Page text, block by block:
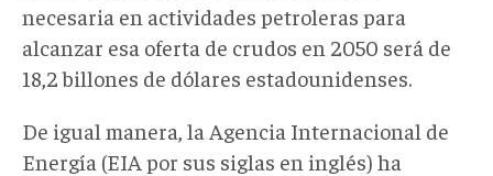
necesaria en actividades petroleras para
alcanzar esa oferta de crudos en 2050 será de
18,2 billones de dólares estadounidenses.
De igual manera, la Agencia Internacional de
Energía (EIA por sus siglas en inglés) ha